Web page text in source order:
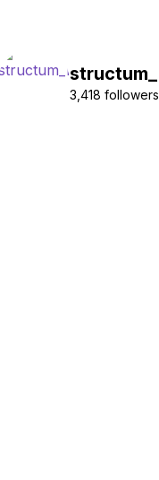
3,418 followers